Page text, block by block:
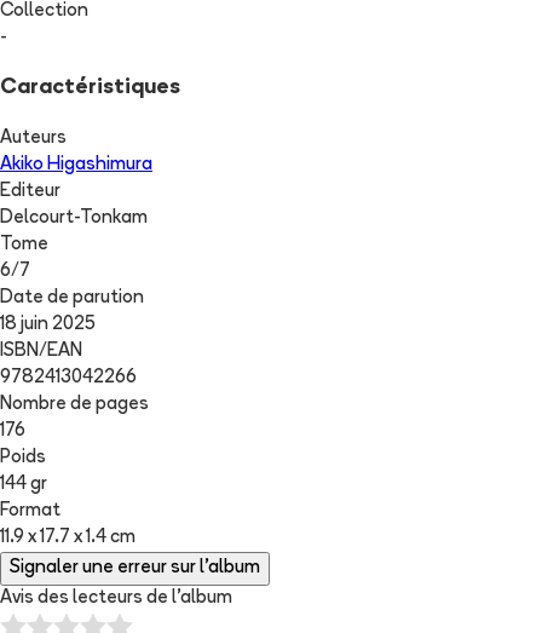
Collection
-
Caractéristiques
Auteurs
Akiko Higashimura
Editeur
Delcourt-Tonkam
Tome
6/ 7
Date de parution
18 juin 2025
ISBN/EAN
9782413042266
Nombre de pages
176
Poids
144 gr
Format
11.9 x 17.7 x 1.4 cm
Signaler une erreur sur l'album
Avis des lecteurs de l'album